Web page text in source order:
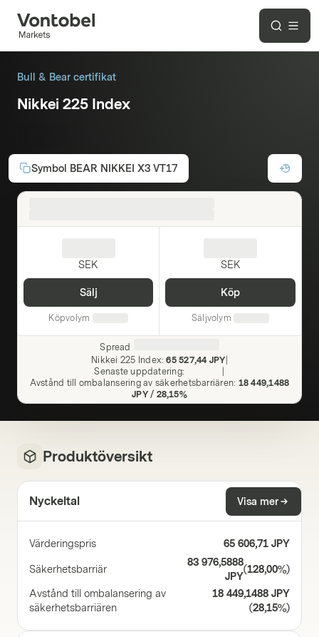
Bull & Bear certifikat
Nikkei 225 Index
Symbol BEAR NIKKEI X3 VT17
SEK
Sälj
Köpvolym
SEK
Köp
Säljvolym
Spread
Nikkei 225 Index: 65 527,44 JPY
Senaste uppdatering:
Avstånd till ombalansering av säkerhetsbarriären: 18 449,1488
JPY / 28,15%
Produktöversikt
Nyckeltal Visa mer
Värderingspris 65 606,71 JPY
Säkerhetsbarriär
83 976,5888
JPY
(128,00%)
Avstånd till ombalansering av
säkerhetsbarriären
18 449,1488 JPY
(28,15%)